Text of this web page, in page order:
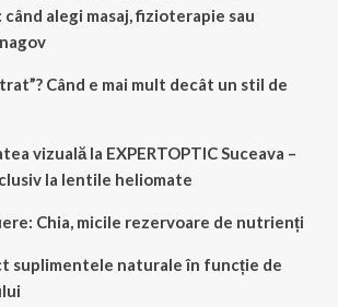
alegi masaj, fizioterapie sau
Când e mai mult decât un stil de
vizuală la EXPERTOPTIC Suceava –
la lentile heliomate
Chia, micile rezervoare de nutrienți
suplimentele naturale în funcție de